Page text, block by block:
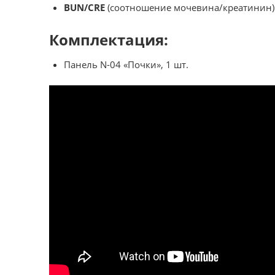
BUN/CRE (соотношение мочевина/
Комплектация:
Панель N-04 «Почки», 1 шт.